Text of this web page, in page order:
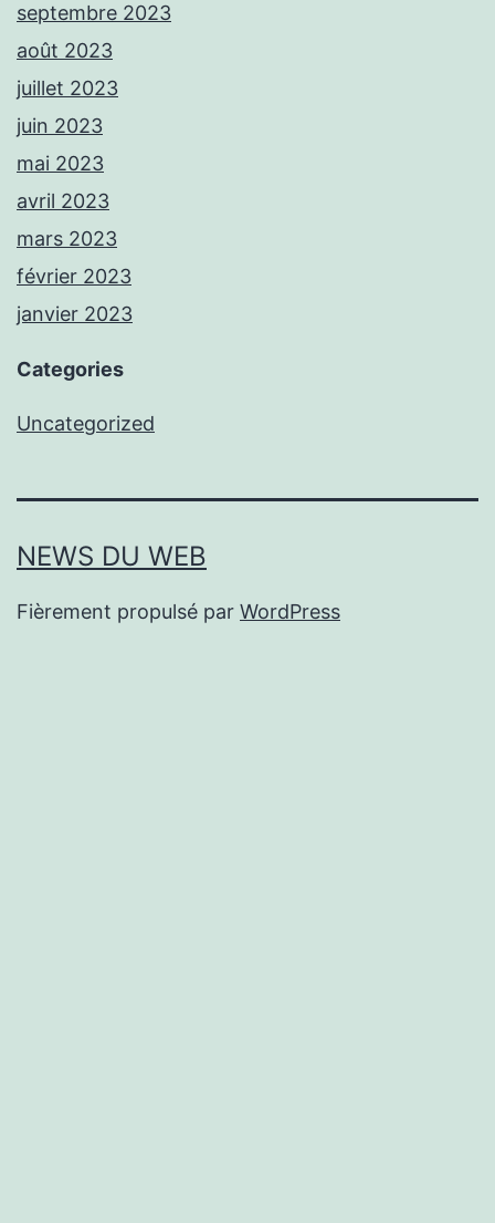
septembre 2023
août 2023
juillet 2023
juin 2023
mai 2023
avril 2023
mars 2023
février 2023
janvier 2023
Categories
Uncategorized
NEWS DU WEB
Fièrement propulsé par WordPress